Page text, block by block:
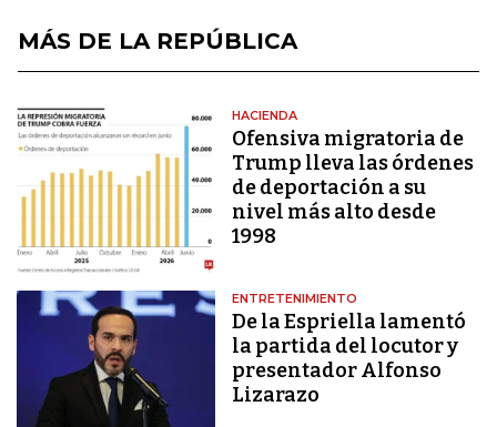
MÁS DE LA REPÚBLICA
HACIENDA
Ofensiva migratoria de
Trump lleva las órdenes
de deportación a su
nivel más alto desde
1998
ENTRETENIMIENTO
De la Espriella lamentó
la partida del locutor y
presentador Alfonso
Lizarazo